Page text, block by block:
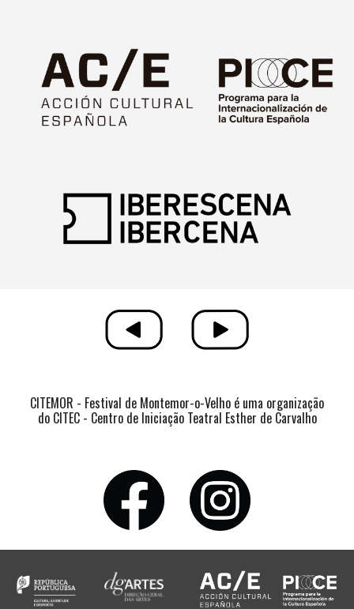
CITEMOR - Festival de Montemor-o-Velho é uma organização
do CITEC - Centro de Iniciação Teatral Esther de Carvalho